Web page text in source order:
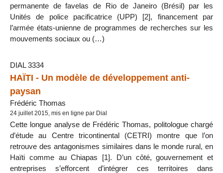
permanente de favelas de Rio de Janeiro (Brésil) par les
Unités de police pacificatrice (UPP) [2], financement par
l’armée états-unienne de programmes de recherches sur les
mouvements sociaux ou (…)
DIAL 3334
HAÏTI - Un modèle de développement anti-
paysan
Frédéric Thomas
24 juillet 2015, mis en ligne par Dial
Cette longue analyse de Frédéric Thomas, politologue chargé
d’étude au Centre tricontinental (CETRI) montre que l’on
retrouve des antagonismes similaires dans le monde rural, en
Haïti comme au Chiapas [1]. D’un côté, gouvernement et
entreprises s’efforcent d’intégrer ces territoires dans